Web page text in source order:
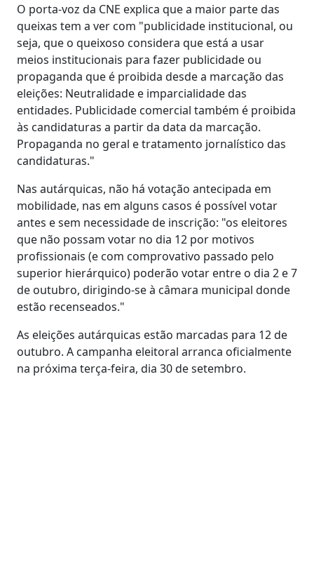
O porta-voz da CNE explica que a maior parte das
queixas tem a ver com "publicidade institucional, ou
seja, que o queixoso considera que está a usar
meios institucionais para fazer publicidade ou
propaganda que é proibida desde a marcação das
eleições: Neutralidade e imparcialidade das
entidades. Publicidade comercial também é proibida
às candidaturas a partir da data da marcação.
Propaganda no geral e tratamento jornalístico das
candidaturas."
Nas autárquicas, não há votação antecipada em
mobilidade, nas em alguns casos é possível votar
antes e sem necessidade de inscrição: "os eleitores
que não possam votar no dia 12 por motivos
profissionais (e com comprovativo passado pelo
superior hierárquico) poderão votar entre o dia 2 e 7
de outubro, dirigindo-se à câmara municipal donde
estão recenseados."
As eleições autárquicas estão marcadas para 12 de
outubro. A campanha eleitoral arranca oficialmente
na próxima terça-feira, dia 30 de setembro.